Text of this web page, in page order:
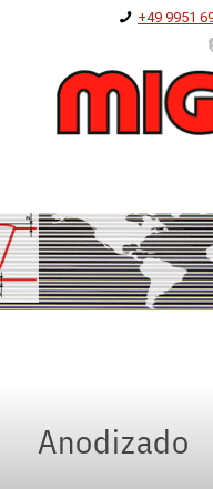
+49 9951
Anodizado